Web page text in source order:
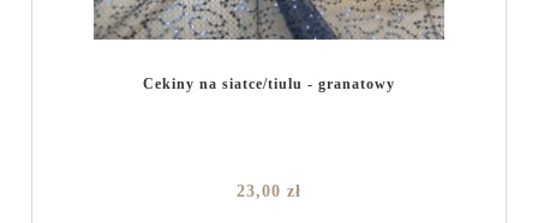
Cekiny na siatce/tiulu - granatowy
23,00 zł